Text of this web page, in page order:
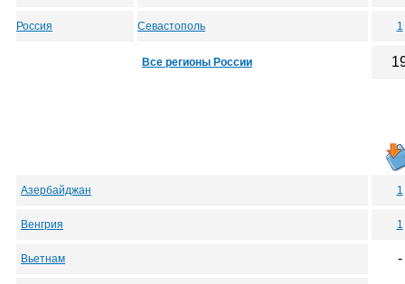
Россия Севастополь 1
Все регионы России
Азербайджан 1
Венгрия 1
Вьетнам -